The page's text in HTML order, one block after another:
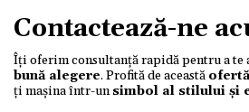
Contactează-ne
Îți oferim consultanță rapidă pentru a te
bună alegere. Profită de această
ți mașina într-unsimbol al stilului și